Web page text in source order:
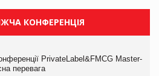
КОНФЕРЕНЦІЯ
PrivateLabel&FMCG Master-
перевага